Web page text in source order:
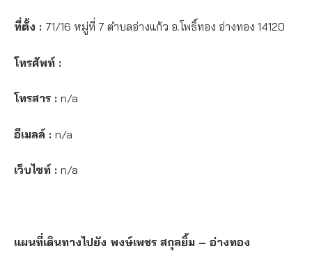
ที่ตั้ง : 71/16 หมู่ที่ 7 ตำบลอ่างแก้ว อ.โพธิ์ทอง อ่างทอง 14120
โทรศัพท์ :
โทรสาร : n/a
อีเมลล์ : n/a
เว็บไซท์ : n/a
แผนที่เดินทางไปยัง พงษ์เพชร สกุลยิ้ม – อ่างทอง